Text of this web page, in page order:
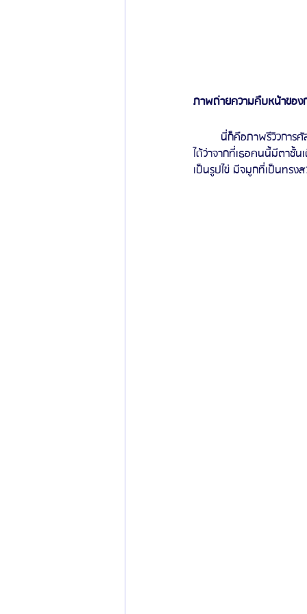
ภาพถ่ายความคืบหน้าของ
ได้ว่าจากที่เธอคนนี้มีตาชั้
เป็นรูปไข่ มีจมูกที่เป็นทรง